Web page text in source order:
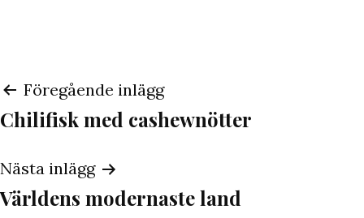
Inläggsnavigering
Föregående inlägg
Chilifisk med cashewnötter
Nästa inlägg
Världens modernaste land